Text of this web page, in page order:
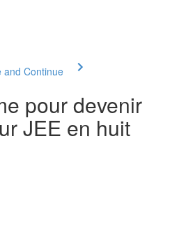
and Continue
pour devenir
JEE en huit